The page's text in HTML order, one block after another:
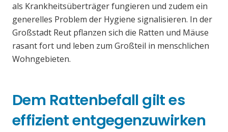
als Krankheitsüberträger fungieren und zudem ein
generelles Problem der Hygiene signalisieren. In der
Großstadt Reut pflanzen sich die Ratten und Mäuse
rasant fort und leben zum Großteil in menschlichen
Wohngebieten.
Dem Rattenbefall gilt es
effizient entgegenzuwirken